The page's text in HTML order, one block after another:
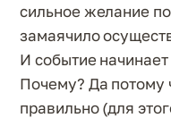
сильное желание
замаячило
И событие
Почему? Да потому
правильно (для